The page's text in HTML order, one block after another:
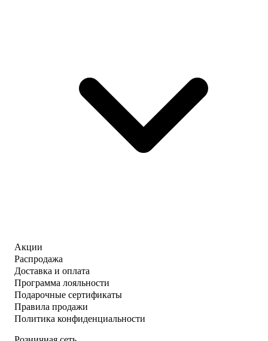
Акции
Распродажа
Доставка и оплата
Программа лояльности
Подарочные сертификаты
Правила продажи
Политика конфиденциальности